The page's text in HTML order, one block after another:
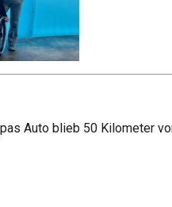
Auto blieb 50 Kilometer